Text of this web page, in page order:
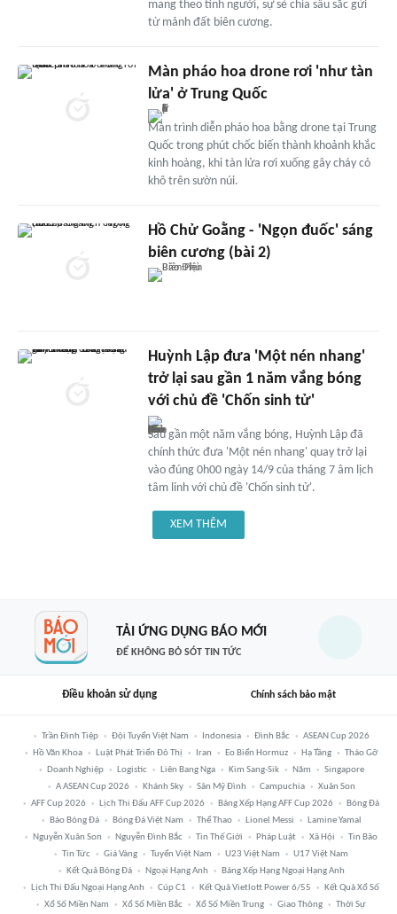
mang theo tình người, sự sẻ chia sâu sắc gửi
từ mảnh đất biên cương.
Màn pháo hoa drone rơi 'như tàn
lửa' ở Trung Quốc
Màn trình diễn pháo hoa bằng drone tại Trung
Quốc trong phút chốc biến thành khoảnh khắc
kinh hoàng, khi tàn lửa rơi xuống gây cháy cỏ
khô trên sườn núi.
Hồ Chử Goằng - 'Ngọn đuốc' sáng
biên cương (bài 2)
Huỳnh Lập đưa 'Một nén nhang'
trở lại sau gần 1 năm vắng bóng
với chủ đề 'Chốn sinh tử'
Sau gần một năm vắng bóng, Huỳnh Lập đã
chính thức đưa 'Một nén nhang' quay trở lại
vào đúng 0h00 ngày 14/9 của tháng 7 âm lịch
tâm linh với chủ đề 'Chốn sinh tử'.
XEM THÊM
TẢI ỨNG DỤNG BÁO MỚI
ĐỂ KHÔNG BỎ SÓT TIN TỨC
Điều khoản sử dụng Chính sách bảo mật
Trần Đình Tiệp Đội Tuyển Việt Nam Indonesia Đình Bắc
ASEAN Cup 2026
Hồ Văn Khoa
Luật Phát Triển Đô Thị Iran Eo Biển Hormuz Hạ Tầng
Tháo Gỡ
Doanh Nghiệp
Logistic Liên Bang Nga Kim Sang-Sik Năm
Singapore
A ASEAN Cup 2026
Khánh Sky Sân Mỹ Đình Campuchia
Xuân Son
AFF Cup 2026
Lịch Thi Đấu AFF Cup 2026 Bảng Xếp Hạng AFF Cup 2026
Bóng Đá
Báo Bóng Đá
Bóng Đá Việt Nam Thể Thao Lionel Messi
Lamine Yamal
Nguyễn Xuân Son
Nguyễn Đình Bắc Tin Thế Giới Pháp Luật Xã Hội
Tin Bão
Tin Tức
Giá Vàng Tuyển Việt Nam U23 Việt Nam
U17 Việt Nam
Kết Quả Bóng Đá
Ngoại Hạng Anh
Bảng Xếp Hạng Ngoại Hạng Anh
Lịch Thi Đấu Ngoại Hạng Anh
Cúp C1 Kết Quả Vietlott Power 6/55
Kết Quả Xổ Số
Xổ Số Miền Nam
Xổ Số Miền Bắc Xổ Số Miền Trung Giao Thông Thời Sự